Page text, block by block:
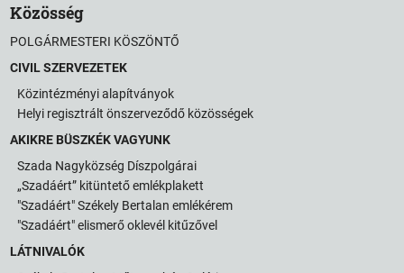
Közösség
POLGÁRMESTERI KÖSZÖNTŐ
CIVIL SZERVEZETEK
Közintézményi alapítványok
Helyi regisztrált önszerveződő közösségek
AKIKRE BÜSZKÉK VAGYUNK
Szada Nagyközség Díszpolgárai
„Szadáért” kitüntető emlékplakett
"Szadáért" Székely Bertalan emlékérem
"Szadáért" elismerő oklevél kitűzővel
LÁTNIVALÓK